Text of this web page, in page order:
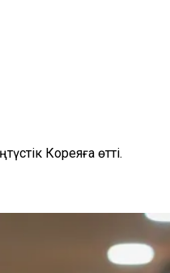
Кореяға өтті.